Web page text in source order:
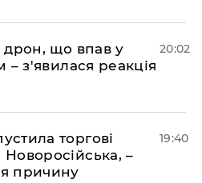
дрон, що впав у
– з'явилася реакція
20:02
торгові
–
причину
19:40